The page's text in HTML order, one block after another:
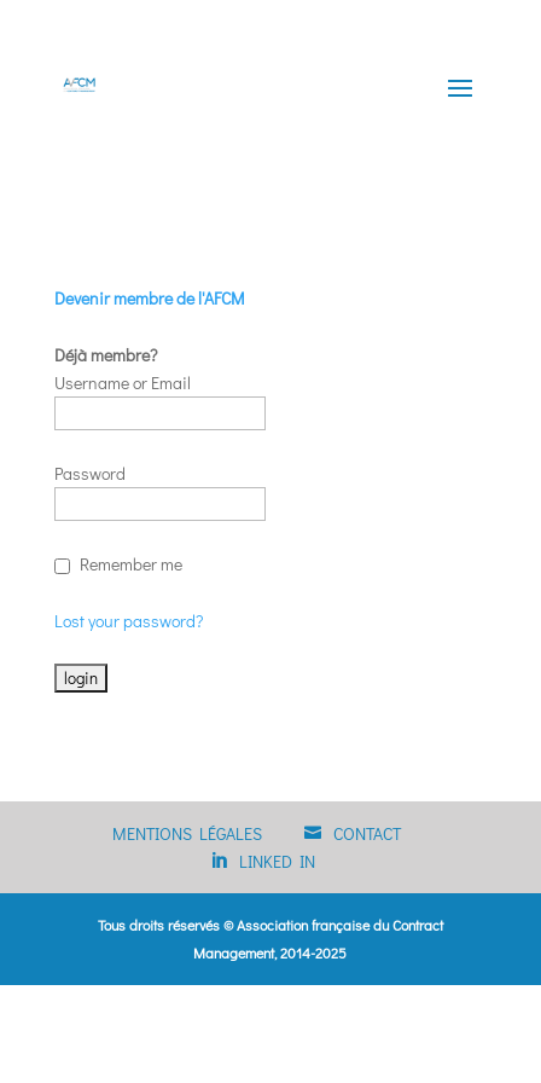
Devenir membre de l'AFCM
Déjà membre?
Username or Email
Password
Remember me
Lost your password?
MENTIONS LÉGALES
CONTACT
LINKED IN
Tous droits réservés © Association française du Contract
Management, 2014-2025